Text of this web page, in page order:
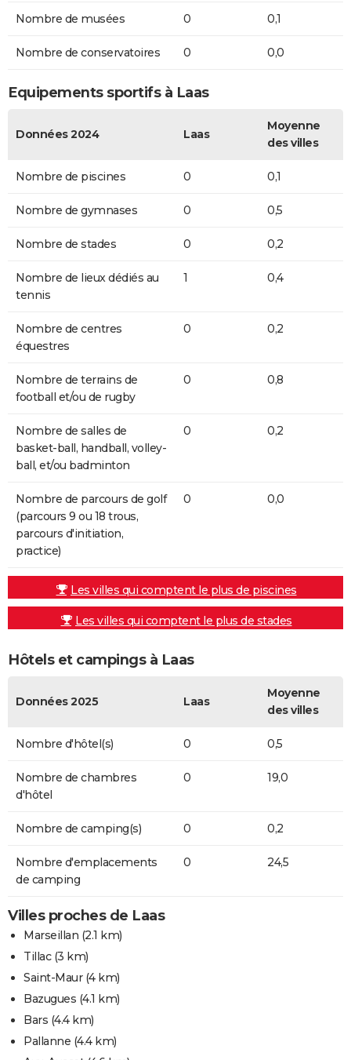
Nombre de musées 0 0,1
Nombre de conservatoires 0 0,0
Equipements sportifs à Laas
Données 2024 Laas
Moyenne
des villes
Nombre de piscines 0 0,1
Nombre de gymnases 0 0,5
Nombre de stades 0 0,2
Nombre de lieux dédiés au
tennis
1 0,4
Nombre de centres
équestres
0 0,2
Nombre de terrains de
football et/ou de rugby
0 0,8
Nombre de salles de
basket-ball, handball, volley-
ball, et/ou badminton
0 0,2
Nombre de parcours de golf
(parcours 9 ou 18 trous,
parcours d'initiation,
practice)
0 0,0
Les villes qui comptent le plus de piscines
Les villes qui comptent le plus de stades
Hôtels et campings à Laas
Données 2025 Laas
Moyenne
des villes
Nombre d'hôtel(s) 0 0,5
Nombre de chambres
d'hôtel
0 19,0
Nombre de camping(s) 0 0,2
Nombre d'emplacements
de camping
0 24,5
Villes proches de Laas
Marseillan (2.1 km)
Tillac(3 km)
Saint-Maur(4 km)
Bazugues (4.1 km)
Bars (4.4 km)
Pallanne (4.4 km)